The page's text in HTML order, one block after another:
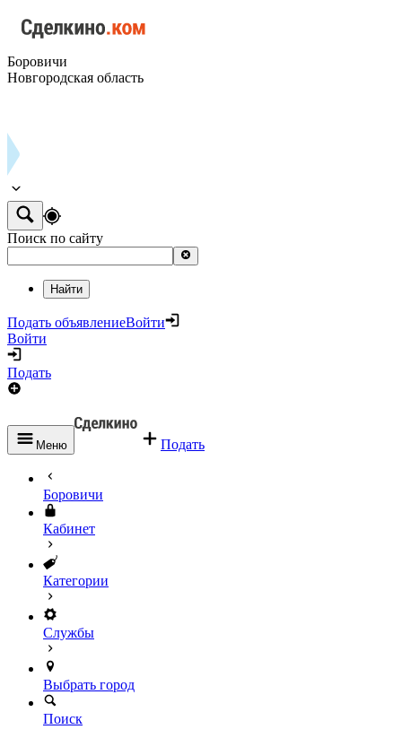
Боровичи
Новгородская область
Поиск по сайту
Найти
Подать объявлениеВойти
Войти
Подать
Меню Подать
Боровичи
Кабинет
Категории
Службы
Выбрать город
Поиск